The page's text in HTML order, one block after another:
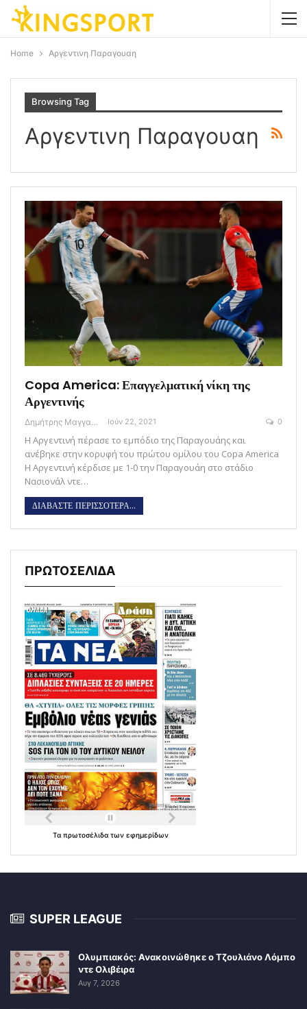
Home Αργεντινη Παραγουαη
Browsing Tag
Αργεντινη Παραγουαη
Copa America: Επαγγελματική νίκη της
Αργεντινής
Δημήτρης Μαγγανάρης Ιούν 22, 2021 0
Η Αργεντινή πέρασε το εμπόδιο της Παραγουάης και
ανέβηκε στην κορυφή του πρώτου ομίλου του Copa America
Η Αργεντινή κέρδισε με 1-0 την Παραγουάη στο στάδιο
Νασιονάλ ντε…
ΔΙΑΒΑΣΤΕ ΠΕΡΙΣΣΟΤΕΡΑ...
ΠΡΩΤΟΣΕΛΙΔΑ
Τα πρωτοσέλιδα των εφημερίδων
SUPER LEAGUE
Ολυμπιακός: Ανακοινώθηκε ο Τζουλιάνο Λόμπο
ντε Ολιβέιρα
Αυγ 7, 2026